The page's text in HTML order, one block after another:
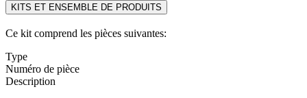
KITS ET ENSEMBLE DE PRODUITS
Ce kit comprend les pièces suivantes:
Type
Numéro de pièce
Description